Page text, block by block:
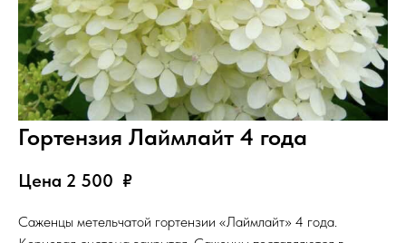
Гортензия Лаймлайт 4 года
Цена 2 500 ₽
Саженцы метельчатой гортензии «Лаймлайт» 4 года.